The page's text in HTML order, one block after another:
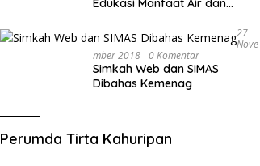
Edukasi Manfaat Air dan
Destinasi Wisata Alam
27
Nove
Mber 2018
0 Komentar
Simkah Web dan SIMAS
Dibahas Kemenag
Perumda Tirta Kahuripan